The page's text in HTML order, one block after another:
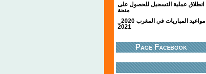
انطلاق عملية التسجيل للحصول على
منحة
2021
Page Facebook